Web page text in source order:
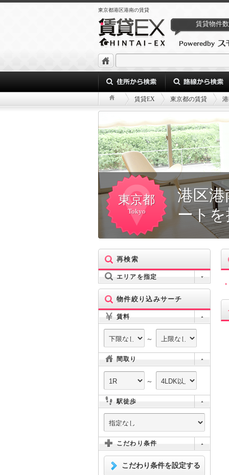
東京都港区港南の賃貸
賃貸物件数
賃貸EX 東京都の賃貸
東京都
Tokyo
港区
ート
再検索
エリアを指定
物件絞り込みサーチ
賃料
～
間取り
～
駅徒歩
こだわり条件
こだわり条件を設定する